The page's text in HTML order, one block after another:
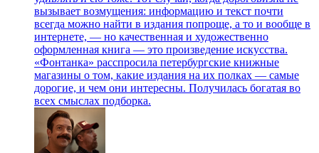
вызывает возмущения: информацию и текст почти
всегда можно найти в издания попроще, а то и вообще в
интернете, — но качественная и художественно
оформленная книга — это произведение искусства.
«Фонтанка» расспросила петербургские книжные
магазины о том, какие издания на их полках — самые
дорогие, и чем они интересны. Получилась богатая во
всех смыслах подборка.